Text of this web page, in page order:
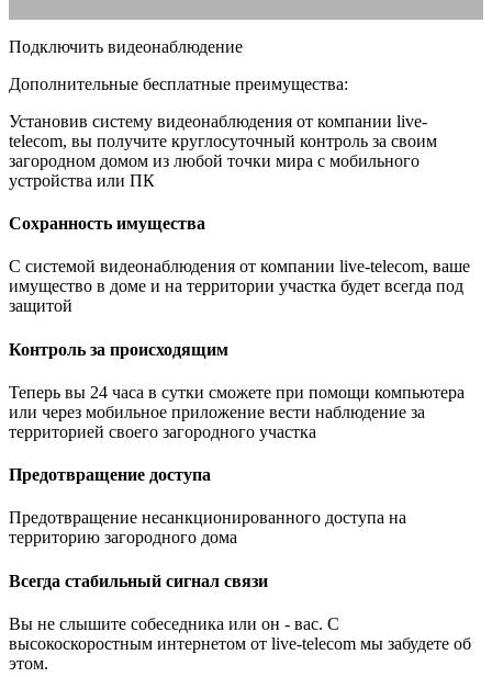
Подключить видеонаблюдение
Дополнительные бесплатные преимущества:
Установив систему видеонаблюдения от компании live-
telecom, вы получите круглосуточный контроль за своим
загородном домом из любой точки мира с мобильного
устройства или ПК
Сохранность имущества
С системой видеонаблюдения от компании live-telecom, ваше
имущество в доме и на территории участка будет всегда под
защитой
Контроль за происходящим
Теперь вы 24 часа в сутки сможете при помощи компьютера
или через мобильное приложение вести наблюдение за
территорией своего загородного участка
Предотвращение доступа
Предотвращение несанкционированного доступа на
территорию загородного дома
Всегда стабильный сигнал связи
Вы не слышите собеседника или он - вас. С
высокоскоростным интернетом от live-telecom мы забудете об
этом.